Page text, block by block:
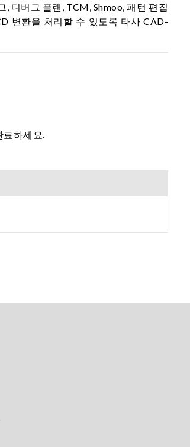
디버그 플랜, TCM, Shmoo, 패턴 편집
변환을 처리할 수 있도록 타사 CAD-
료하세요.